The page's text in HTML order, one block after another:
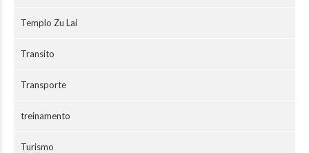
Templo Zu Lai
Transito
Transporte
treinamento
Turismo